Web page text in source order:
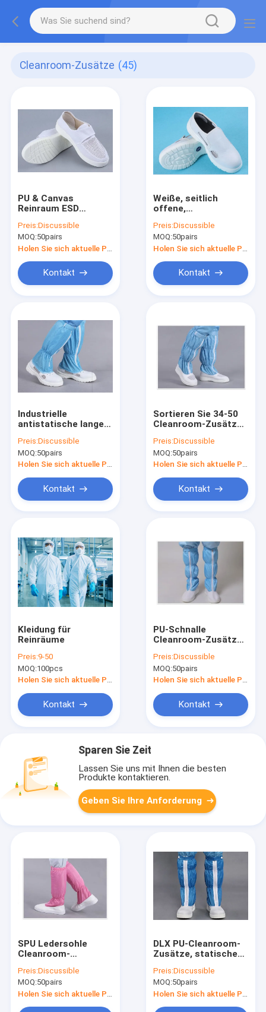
Cleanroom-Zusätze (45)
PU & Canvas
Reinraum ESD
dreiseitig
atmungsaktiv,
Velcro, für
Lebensmittel &
Pharma
Preis:Discussible
MOQ:50pairs
Kontakt
Weiße, seitlich
offene,
Sicherheitsschuhe
mit 4-Mesh-Gewebe -
PU & Canvas,
antistatisch &
stoßfest, Größe 34-
46
Preis:Discussible
MOQ:50pairs
Kontakt
Industrielle
antistatische lange
PU-Leder Oberteil mit
leitfähigem Stoff für
ESD-Reinräume
Preis:Discussible
MOQ:50pairs
Kontakt
Sortieren Sie 34-50
Cleanroom-Zusätze,
Stiefel mit PVC
Outsole
Preis:Discussible
MOQ:50pairs
Kontakt
Kleidung für
Reinräume
Preis:9-50
MOQ:100pcs
Holen Sie sich aktuelle Preis
Kontakt
PU-Schnalle
Cleanroom-Zusätze,
ANTICER ESD
statisches
genehmigten
Preis:Discussible
MOQ:50pairs
Holen Sie sich aktuelle Preis
Kontakt
Sparen Sie Zeit
Lassen Sie uns mit Ihnen die besten
Produkte kontaktieren.
Geben Sie Ihre Anforderung
SPU Ledersohle
Cleanroom-
staubfrei für
Funktion
Preis:Discussible
MOQ:50pairs
DLX PU-Cleanroom-
Zusätze, statische
Sicherheits-10E7-
10E9
Preis:Discussible
MOQ:50pairs